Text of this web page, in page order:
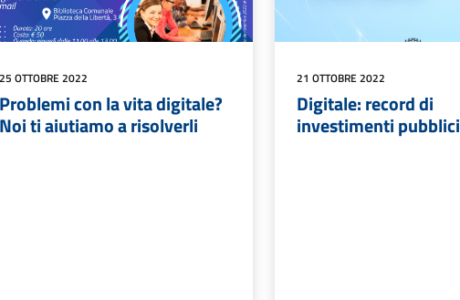
OTTOBRE 2022
con la vita digitale?
ti aiutiamo a risolverli
21 OTTOBRE 2022
Digitale: record di
investimenti pubblici